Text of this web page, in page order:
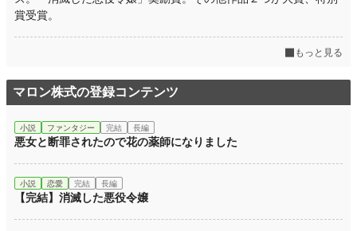
賞受賞。
もっと見る
マロン株式の登録コンテンツ
小説 ファンタジー 完結 長編
悪女と断罪されたので花の薬師になりました
小説 恋愛 完結 長編
【完結】消滅した悪役令嬢